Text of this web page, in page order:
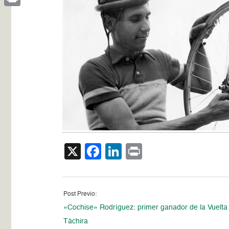
X Facebook
LinkedIn
Post Previo:
«Cochise» Rodríguez: primer ganador de la Vuelta
Táchira